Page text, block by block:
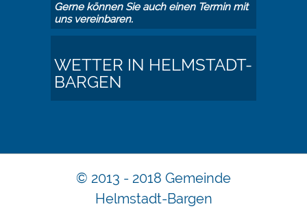
Gerne können Sie auch einen Termin mit
uns vereinbaren.
WETTER IN HELMSTADT-
BARGEN
© 2013 - 2018 Gemeinde
Helmstadt-Bargen